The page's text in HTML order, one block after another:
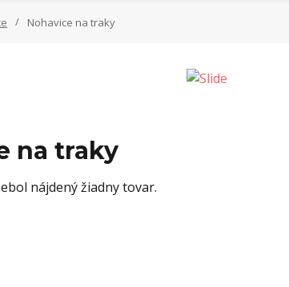
Nohavice na traky
na traky
nájdený žiadny tovar.